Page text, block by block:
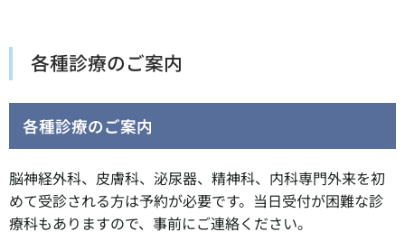
各種診療のご案内
各種診療のご案内
脳神経外科、皮膚科、泌尿器、精神科、内科専門外来を初
めて受診される方は予約が必要です。当日受付が困難な診
療科もありますので、事前にご連絡ください。